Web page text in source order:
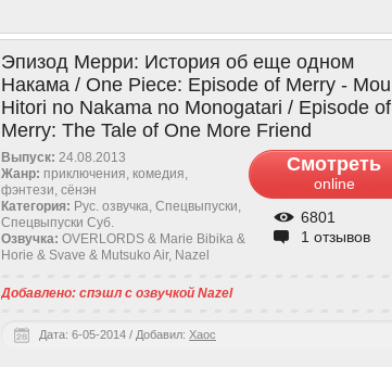
Эпизод Мерри: История об еще одном
Накама / One Piece: Episode of Merry - Mou
Hitori no Nakama no Monogatari / Episode of
Merry: The Tale of One More Friend
Выпуск: 24.08.2013
Жанр: приключения, комедия,
фэнтези, сёнэн
Категория: Рус. озвучка, Спецвыпуски,
Спецвыпуски Cуб.
Озвучка: OVERLORDS & Marie Bibika &
Horie & Svave & Mutsuko Air, Nazel
Смотреть
online
6801
1 отзывов
Добавлено: спэшл с озвучкой Nazel
Дата: 6-05-2014 / Добавил: Xaoc